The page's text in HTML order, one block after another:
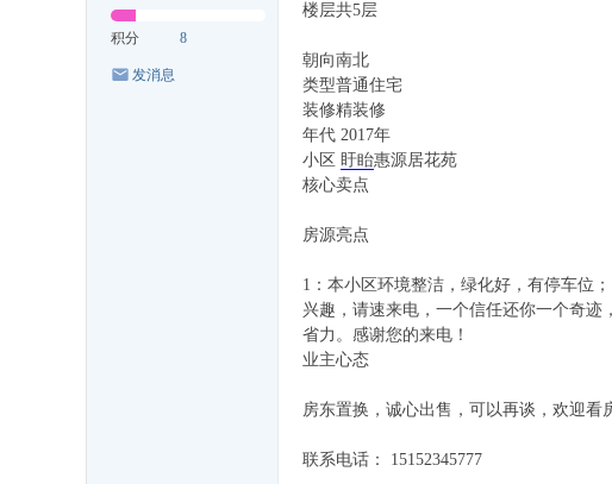
积分 8
发消息
楼层共5层
朝向南北
类型普通住宅
装修精装修
年代 2017年
小区 盱眙惠源居花苑
核心卖点
房源亮点
1：本小区环境整洁，绿化好，有停车位
兴趣，请速来电，一个信任还你一个奇迹
省力。感谢您的来电！
业主心态
房东置换，诚心出售，可以再谈，欢迎看
联系电话： 15152345777